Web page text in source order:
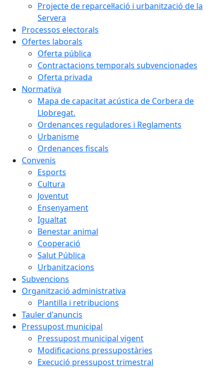
Projecte de reparcel·lació i urbanització de la
Servera
Processos electorals
Ofertes laborals
Oferta pública
Contractacions temporals subvencionades
Oferta privada
Normativa
Mapa de capacitat acústica de Corbera de
Llobregat.
Ordenances reguladores i Reglaments
Urbanisme
Ordenances fiscals
Convenis
Esports
Cultura
Joventut
Ensenyament
Igualtat
Benestar animal
Cooperació
Salut Pública
Urbanitzacions
Subvencions
Organització administrativa
Plantilla i retribucions
Tauler d'anuncis
Pressupost municipal
Pressupost municipal vigent
Modificacions pressupostàries
Execució pressupost trimestral